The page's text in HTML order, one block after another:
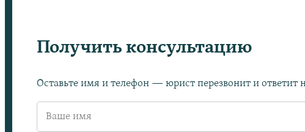
Получить консультацию
Оставьте имя и телефон — юрист перезвонит и ответит